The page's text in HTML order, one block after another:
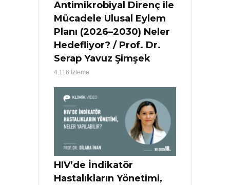
Antimikrobiyal Direnç ile
Mücadele Ulusal Eylem
Planı (2026–2030) Neler
Hedefliyor? / Prof. Dr.
Serap Yavuz Şimşek
4.116 İzleme
HIV’de İndikatör
Hastalıkların Yönetimi,